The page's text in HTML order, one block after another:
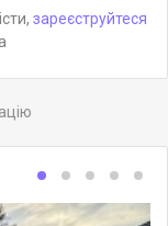
зареєструйтеся